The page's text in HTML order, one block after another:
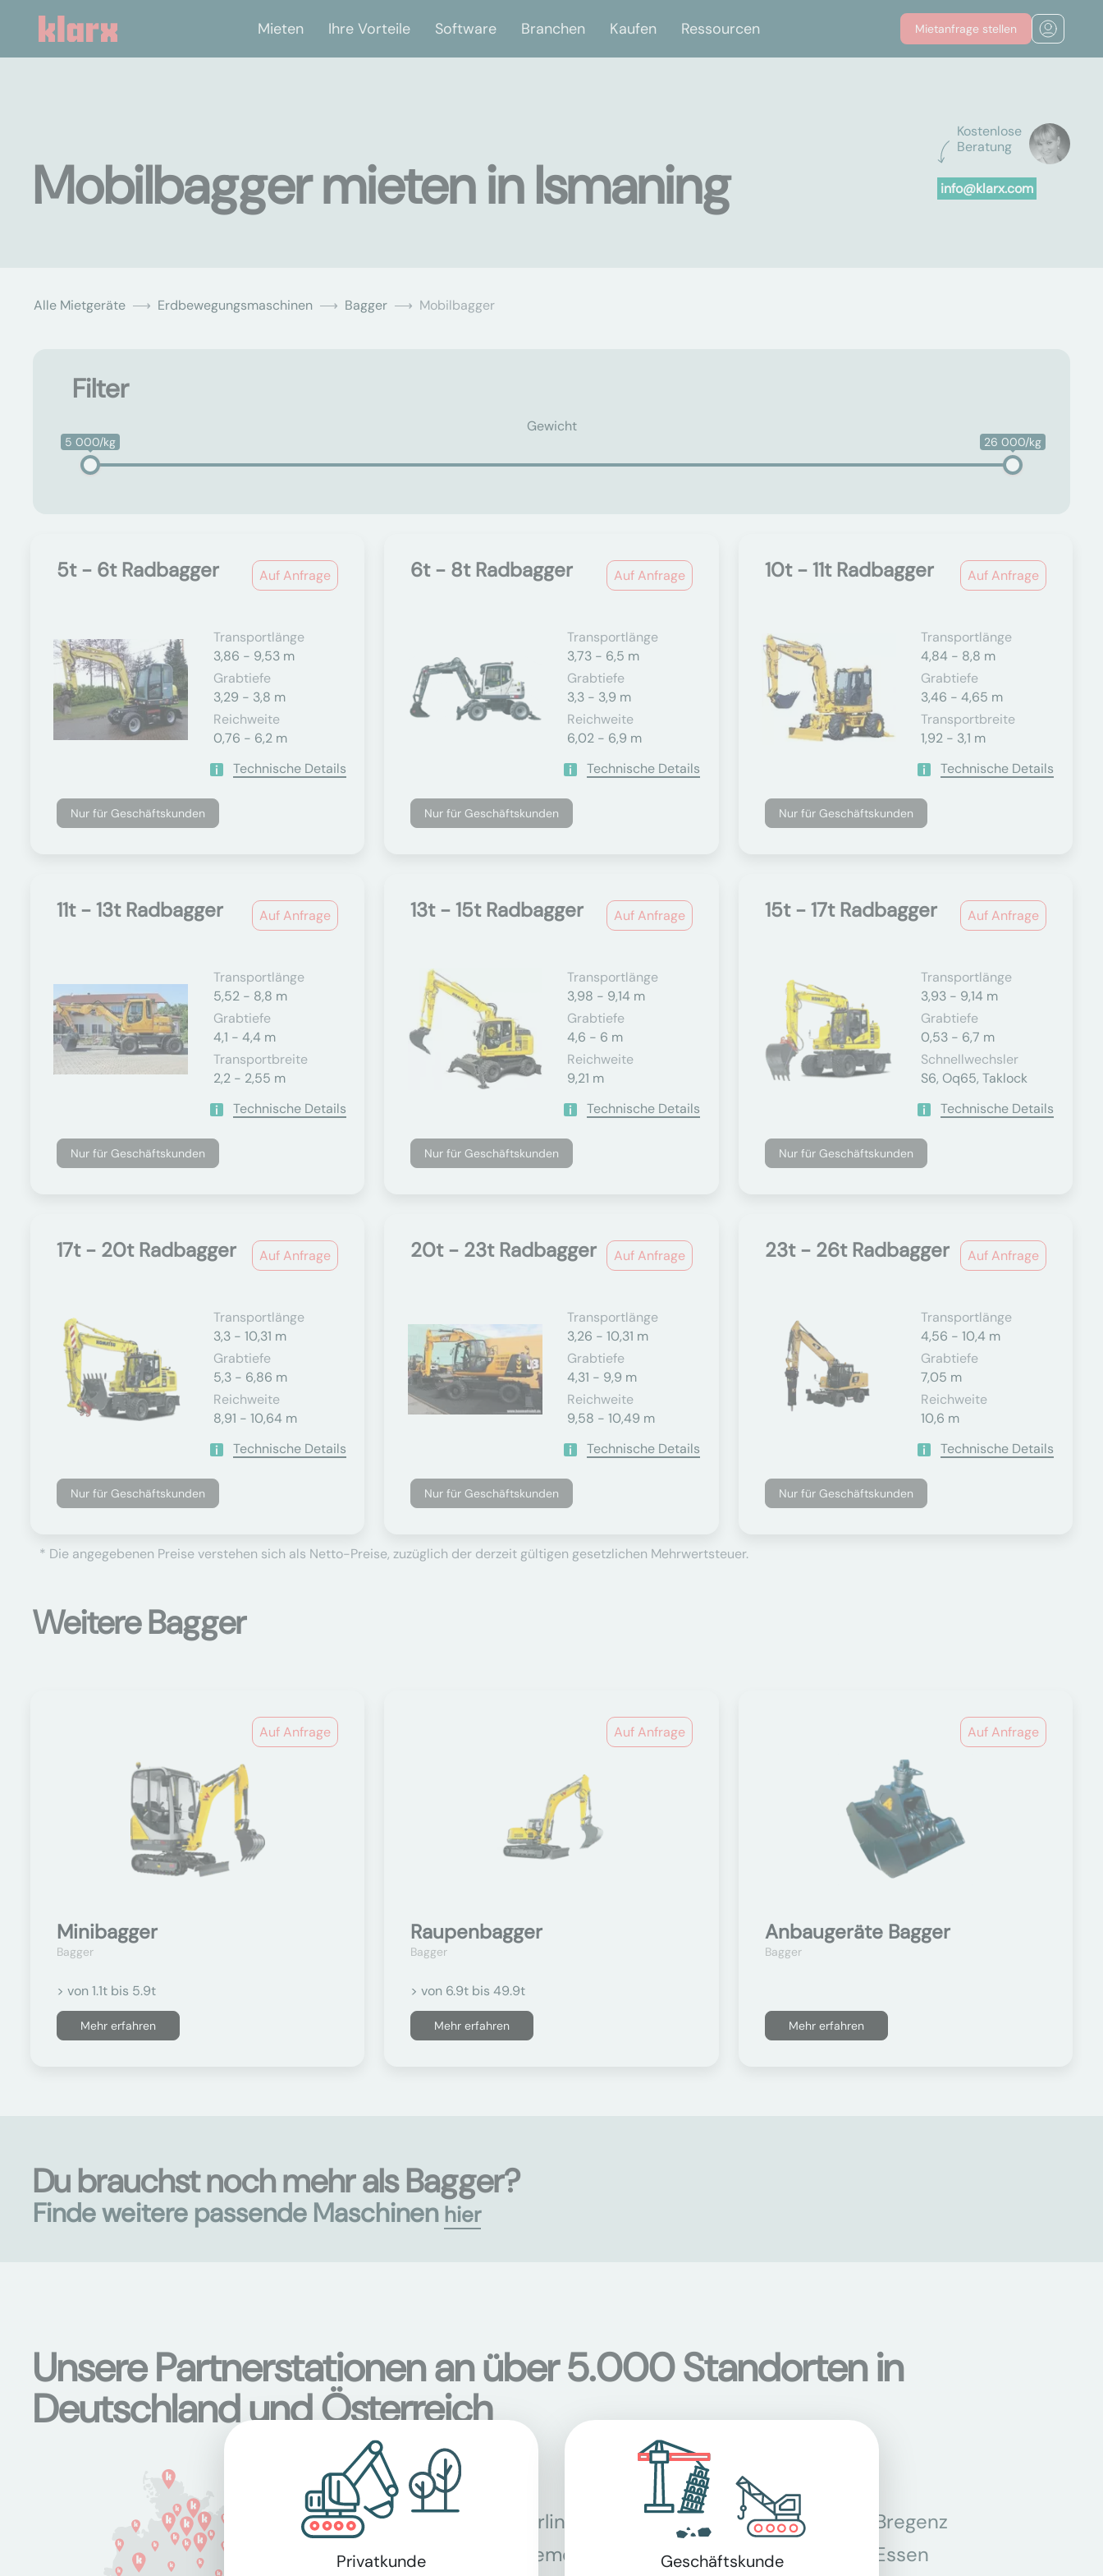
Mieten Ihre Vorteile Software Branchen Kaufen Ressourcen Mietanfrage stellen
Kostenlose
Beratung
info@klarx.com
Mobilbagger mieten in Ismaning
Alle Mietgeräte Erdbewegungsmaschinen Bagger Mobilbagger
Filter
Gewicht
5 000/kg 26 000/kg
Auf Anfrage
5t - 6t Radbagger
Transportlänge
3,86 - 9,53 m
Grabtiefe
3,29 - 3,8 m
Reichweite
0,76 - 6,2 m
Technische Details
Nur für Geschäftskunden
Auf Anfrage
6t - 8t Radbagger
Transportlänge
3,73 - 6,5 m
Grabtiefe
3,3 - 3,9 m
Reichweite
6,02 - 6,9 m
Technische Details
Nur für Geschäftskunden
Auf Anfrage
10t - 11t Radbagger
Transportlänge
4,84 - 8,8 m
Grabtiefe
3,46 - 4,65 m
Transportbreite
1,92 - 3,1 m
Technische Details
Nur für Geschäftskunden
Auf Anfrage
11t - 13t Radbagger
Transportlänge
5,52 - 8,8 m
Grabtiefe
4,1 - 4,4 m
Transportbreite
2,2 - 2,55 m
Technische Details
Nur für Geschäftskunden
Auf Anfrage
13t - 15t Radbagger
Transportlänge
3,98 - 9,14 m
Grabtiefe
4,6 - 6 m
Reichweite
9,21 m
Technische Details
Nur für Geschäftskunden
Auf Anfrage
15t - 17t Radbagger
Transportlänge
3,93 - 9,14 m
Grabtiefe
0,53 - 6,7 m
Schnellwechsler
S6, Oq65, Taklock
Technische Details
Nur für Geschäftskunden
Auf Anfrage
17t - 20t Radbagger
Transportlänge
3,3 - 10,31 m
Grabtiefe
5,3 - 6,86 m
Reichweite
8,91 - 10,64 m
Technische Details
Nur für Geschäftskunden
Auf Anfrage
20t - 23t Radbagger
Transportlänge
3,26 - 10,31 m
Grabtiefe
4,31 - 9,9 m
Reichweite
9,58 - 10,49 m
Technische Details
Nur für Geschäftskunden
Auf Anfrage
23t - 26t Radbagger
Transportlänge
4,56 - 10,4 m
Grabtiefe
7,05 m
Reichweite
10,6 m
Technische Details
Nur für Geschäftskunden
* Die angegebenen Preise verstehen sich als Netto-Preise, zuzüglich der derzeit gültigen gesetzlichen Mehrwertsteuer.
Weitere Bagger
Auf Anfrage
Minibagger
Bagger
> von 1.1t bis 5.9t
Mehr erfahren
Auf Anfrage
Raupenbagger
Bagger
> von 6.9t bis 49.9t
Mehr erfahren
Auf Anfrage
Anbaugeräte Bagger
Bagger
Mehr erfahren
Du brauchst noch mehr als Bagger?
Finde weitere passende Maschinen hier
Unsere Partnerstationen an über 5.000 Standorten in
Deutschland und Österreich
Berlin Bonn
Bregenz
Bremen
Dortmund
Essen
Privatkunde Geschäftskunde